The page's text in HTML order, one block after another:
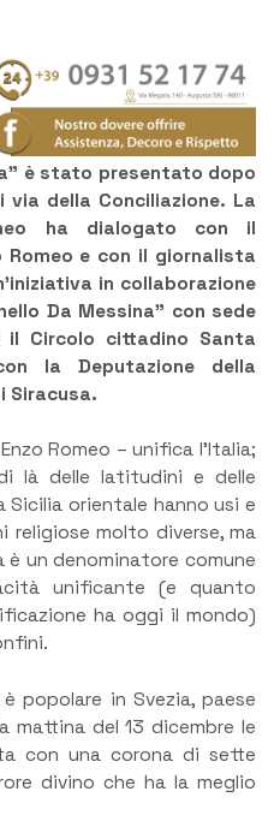
è stato presentato dopo
via della Conciliazione. La
ha dialogato con il
e con il giornalista
in collaborazione
Da Messina” con sede
il Circolo cittadino Santa
la Deputazione della
Siracusa.
Romeo – unifica l’Italia;
là delle latitudini e delle
Sicilia orientale hanno usi e
religiose molto diverse, ma
un denominatore comune
unificante (e quanto
ha oggi il mondo)
popolare in Svezia, paese
mattina del 13 dicembre le
con una corona di sette
divino che ha la meglio